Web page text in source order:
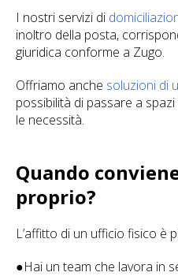
I nostri servizi di
inoltro della posta,
giuridica conforme a Zugo.
Offriamo anche soluzioni di
possibilità di passare a
le necessità.
Quando
proprio?
L’affitto di un ufficio fisico è
●Hai un team che lavora in